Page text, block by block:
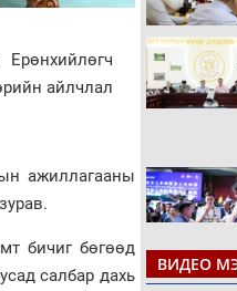
айлчлал
ажиллагааны
бичиг бөгөөд
салбар дахь
ВИДЕО